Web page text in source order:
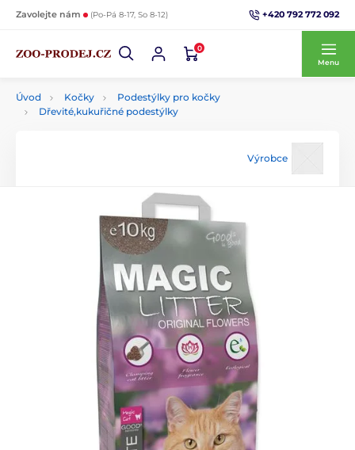
Zavolejte nám (Po-Pá 8-17, So 8-12) +420 792 772 092
0
Menu
Úvod Kočky
Podestýlky pro kočky
Dřevité,kukuřičné podestýlky
Výrobce